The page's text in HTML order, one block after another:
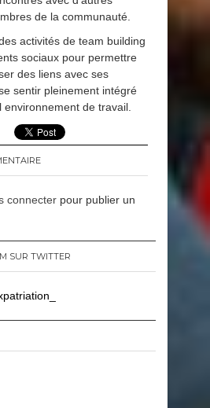
de la communauté.
activités de team building
sociaux pour permettre
des liens avec ses
sentir pleinement intégré
de travail.
connecterpour publier un
SUR TWITTER